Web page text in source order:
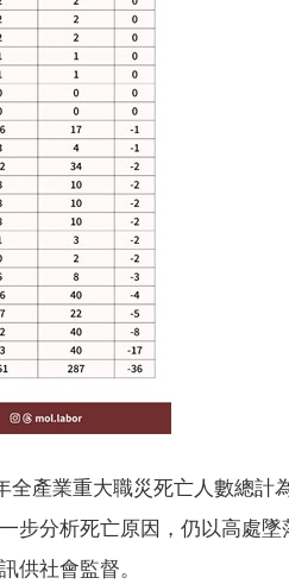
全產業重大職災死亡人數總計
步分析死亡原因，仍以高處
供社會監督。